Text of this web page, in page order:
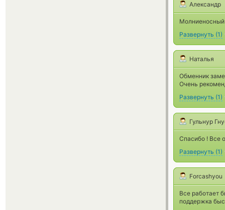
Александр
Развернуть (1)
Наталья
Обменник
Очень
Развернуть (1)
Гульнур
Спасибо ! Все
Развернуть (1)
Forcashyou
Все работает
поддержка